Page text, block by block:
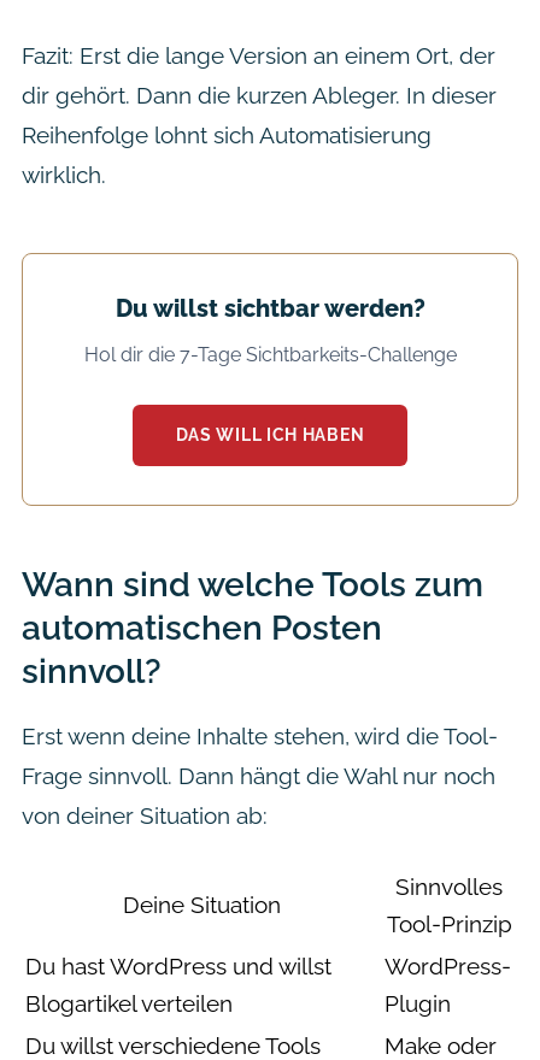
Fazit: Erst die lange Version an einem Ort, der
dir gehört. Dann die kurzen Ableger. In dieser
Reihenfolge lohnt sich Automatisierung
wirklich.
Du willst sichtbar werden?
Hol dir die 7-Tage Sichtbarkeits-Challenge
DAS WILL ICH HABEN
Wann sind welche Tools zum
automatischen Posten
sinnvoll?
Erst wenn deine Inhalte stehen, wird die Tool-
Frage sinnvoll. Dann hängt die Wahl nur noch
von deiner Situation ab:
Deine Situation
Sinnvolles
Tool-Prinzip
Du hast WordPress und willst
Blogartikel verteilen
WordPress-
Plugin
Du willst verschiedene Tools
Make oder